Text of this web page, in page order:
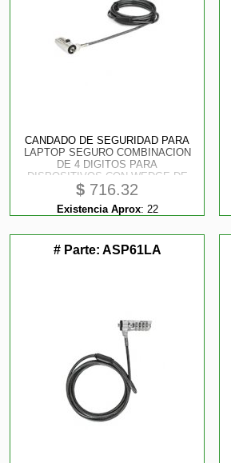
CANDADO DE SEGURIDAD PARA
LAPTOP SEGURO COMBINACION
DE 4 DIGITOS PARA
DISPOSITIVOS CON WEDGE DE
2M - DE ACERO REVESTIDO EN
VINILO - STARTECH.COM MOD.
LTLOCKNBL
$ 716.32
Existencia Aprox: 22
# Parte: ASP61LA